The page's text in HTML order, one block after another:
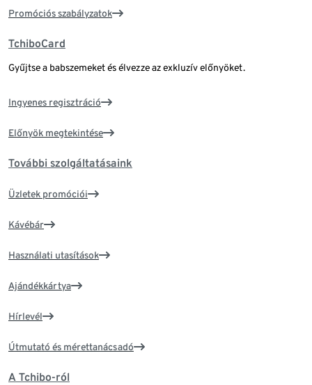
Promóciós szabályzatok
TchiboCard
Gyűjtse a babszemeket és élvezze az exkluzív előnyöket.
Ingyenes regisztráció
Előnyök megtekintése
További szolgáltatásaink
Üzletek promóciói
Kávébár
Használati utasítások
Ajándékkártya
Hírlevél
Útmutató és mérettanácsadó
A Tchibo-ról